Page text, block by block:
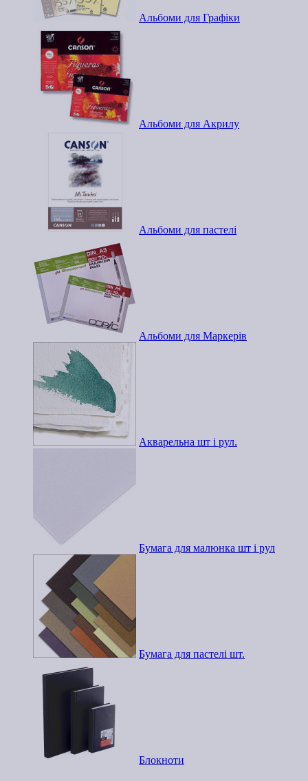
Альбоми для Графіки
Альбоми для Акрилу
Альбоми для пастелі
Альбоми для Маркерів
Акварельна шт і рул.
Бумага для малюнка шт і рул
Бумага для пастелі шт.
Блокноти